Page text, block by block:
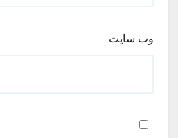
وب‌ سایت